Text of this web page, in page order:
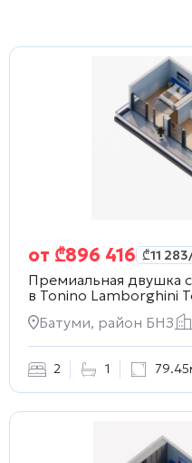
от ₾896 416 ₾11 283
Премиальная двушка
в Tonino Lamborghini
Батуми, район БНЗ
2 1